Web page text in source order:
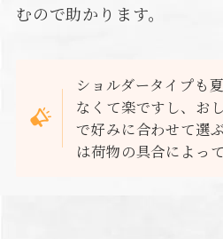
むので助かります。
ショルダータイプも
なくて楽ですし、お
で好みに合わせて選
は荷物の具合によっ